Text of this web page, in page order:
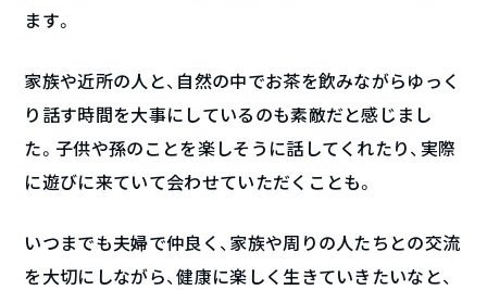
ます。
家族や近所の人と、自然の中でお茶を飲みながらゆっく
り話す時間を大事にしているのも素敵だと感じまし
た。子供や孫のことを楽しそうに話してくれたり、実際
に遊びに来ていて会わせていただくことも。
いつまでも夫婦で仲良く、家族や周りの人たちとの交流
を大切にしながら、健康に楽しく生きていきたいなと、